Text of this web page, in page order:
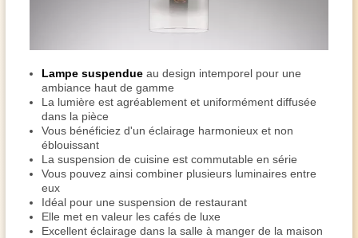
Lampe suspendue au design intemporel pour une
ambiance haut de gamme
La lumière est agréablement et uniformément diffusée
dans la pièce
Vous bénéficiez d'un éclairage harmonieux et non
éblouissant
La suspension de cuisine est commutable en série
Vous pouvez ainsi combiner plusieurs luminaires entre
eux
Idéal pour une suspension de restaurant
Elle met en valeur les cafés de luxe
Excellent éclairage dans la salle à manger de la maison